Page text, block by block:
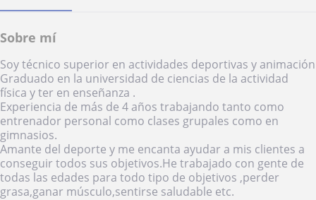
Sobre mí
Soy técnico superior en actividades deportivas y animación
Graduado en la universidad de ciencias de la actividad
física y ter en enseñanza .
Experiencia de más de 4 años trabajando tanto como
entrenador personal como clases grupales como en
gimnasios.
Amante del deporte y me encanta ayudar a mis clientes a
conseguir todos sus objetivos.He trabajado con gente de
todas las edades para todo tipo de objetivos ,perder
grasa,ganar músculo,sentirse saludable etc.